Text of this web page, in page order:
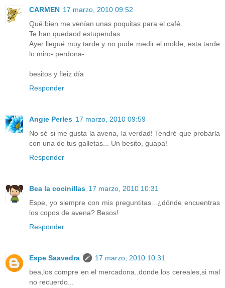
CARMEN 17 marzo, 2010 09:52
Qué bien me venían unas poquitas para el café.
Te han quedaod estupendas.
Ayer llegué muy tarde y no pude medir el molde, esta tarde
lo miro- perdona-.
besitos y fleiz día
Responder
Angie Perles 17 marzo, 2010 09:59
No sé si me gusta la avena, la verdad! Tendré que probarla
con una de tus galletas... Un besito, guapa!
Responder
Bea la cocinillas 17 marzo, 2010 10:31
Espe, yo siempre con mis preguntitas...¿dónde encuentras
los copos de avena? Besos!
Responder
Espe Saavedra
17 marzo, 2010 10:31
bea,los compre en el mercadona..donde los cereales,si mal
no recuerdo...